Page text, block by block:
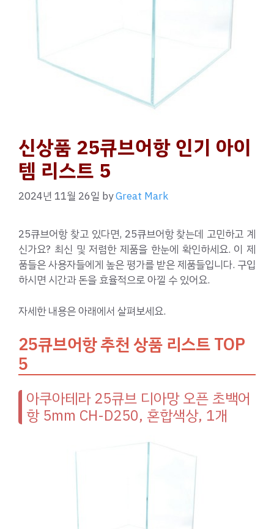
신상품 25큐브어항 인기 아이
템 리스트 5
2024년 11월 26일 byGreat Mark
25큐브어항 찾고 있다면, 25큐브어항 찾는데 고민하고 계
신가요? 최신 및 저렴한 제품을 한눈에 확인하세요. 이 제
품들은 사용자들에게 높은 평가를 받은 제품들입니다. 구입
하시면 시간과 돈을 효율적으로 아낄 수 있어요.
자세한 내용은 아래에서 살펴보세요.
25큐브어항 추천 상품 리스트 TOP
5
아쿠아테라 25큐브 디아망 오픈 초백어
항 5mm CH-D250, 혼합색상, 1개